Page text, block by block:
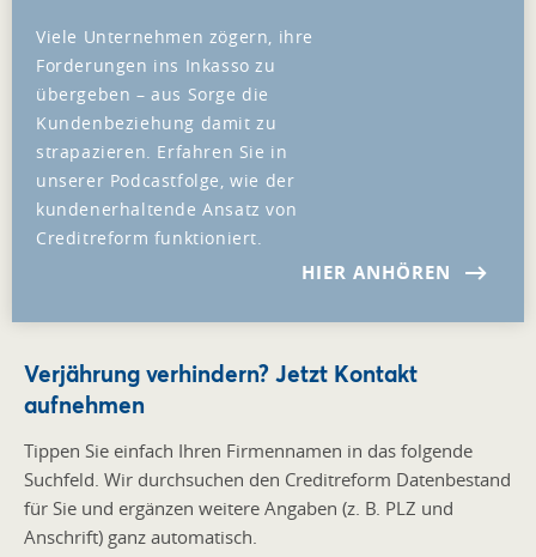
Viele Unternehmen zögern, ihre
Forderungen ins Inkasso zu
übergeben – aus Sorge die
Kundenbeziehung damit zu
strapazieren. Erfahren Sie in
unserer Podcastfolge, wie der
kundenerhaltende Ansatz von
Creditreform funktioniert.
HIER ANHÖREN
Verjährung verhindern? Jetzt Kontakt
aufnehmen
Tippen Sie einfach Ihren Firmennamen in das folgende
Suchfeld. Wir durchsuchen den Creditreform Datenbestand
für Sie und ergänzen weitere Angaben (z. B. PLZ und
Anschrift) ganz automatisch.